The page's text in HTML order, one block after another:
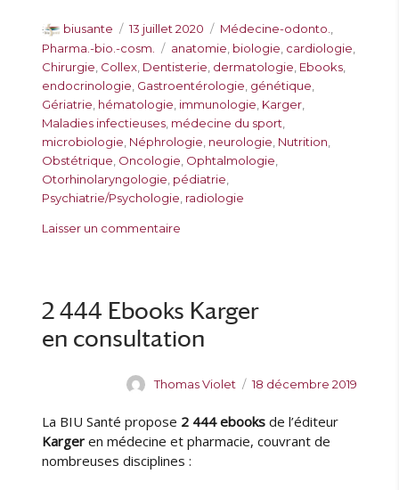
A
u
t
e
u
r
biusante
P
u
b
l
i
é
l
e
13 juillet 2020
C
a
t
é
g
o
r
i
e
s
Médecine-odonto.
Pharma.-bio.-cosm.
É
t
i
q
u
e
t
t
e
anatomie biologie cardiologie
Chirurgie Collex Dentisterie dermatologie Ebooks
endocrinologie Gastroentérologie génétique
Gériatrie hématologie immunologie Karger
Maladies infectieuses médecine du sport
microbiologie Néphrologie neurologie Nutrition
Obstétrique Oncologie Ophtalmologie
Otorhinolaryngologie pédiatrie
Psychiatrie/Psychologie radiologie
Laisser un commentaire
3
e
k
K
a
2 444 Ebooks Karger
en consultation
A
t
e
u
Thomas Violet
P
b
18 décembre 2019
La BIU Santé propose 2 444 ebooks de l’éditeur
Kargeren médecine et pharmacie, couvrant de
nombreuses disciplines :